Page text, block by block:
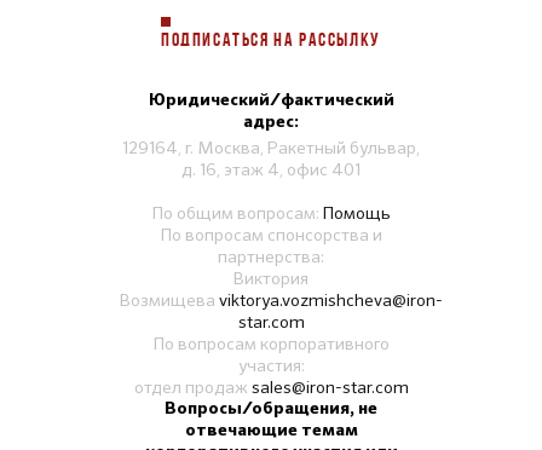
ПОДПИСАТЬСЯ НА РАССЫЛКУ
Юридический/фактический
адрес:
129164, г. Москва, Ракетный бульвар,
д. 16, этаж 4, офис 401
По общим вопросам: Помощь
По вопросам спонсорства и
партнерства:
Виктория
Возмищева viktorya.vozmishcheva@iron-
star.com
По вопросам корпоративного
участия:
отдел продаж sales@iron-star.com
Вопросы/обращения, не
отвечающие темам